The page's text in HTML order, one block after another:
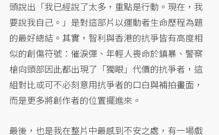
頭說出「我已經說了太多，重點是行動。現在，我
要說我自己。」是對這部片以運動者生命歷程為題
的最好總結。其實，智利與香港的抗爭皆有高度相
似的創傷符號：催淚彈、年輕人喪命於鎮暴、警察
槍向頭部因此都出現了「獨眼」代價的抗爭者，這
組對比或可不必刻意用抗爭者的口白與補拍畫面，
而是更多將創作者的位置擺進來。
最後，也是我在整片中最感到不安之處，有一場戲